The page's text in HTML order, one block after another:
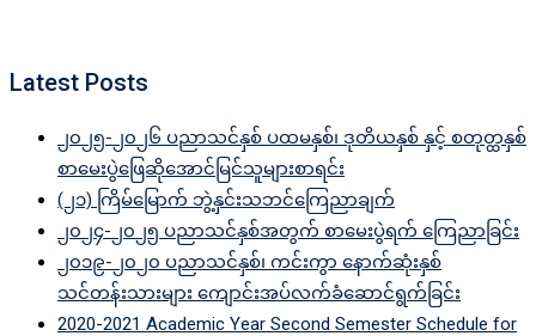
Latest Posts
၂၀၂၅-၂၀၂၆ ပညာသင်နှစ် ပထမနှစ်၊ ဒုတိယနှစ် နှင့် စတုတ္ထနှစ်
စာမေးပွဲဖြေဆိုအောင်မြင်သူများစာရင်း
(၂၁) ကြိမ်မြောက် ဘွဲ့နှင်းသဘင်ကြေညာချက်
၂၀၂၄-၂၀၂၅ ပညာသင်နှစ်အတွက် စာမေးပွဲရက် ကြေညာခြင်း
၂၀၁၉-၂၀၂၀ ပညာသင်နှစ်၊ ကင်းကွာ နောက်ဆုံးနှစ်
သင်တန်းသားများ ကျောင်းအပ်လက်ခံဆောင်ရွက်ခြင်း
2020-2021 Academic Year Second Semester Schedule for